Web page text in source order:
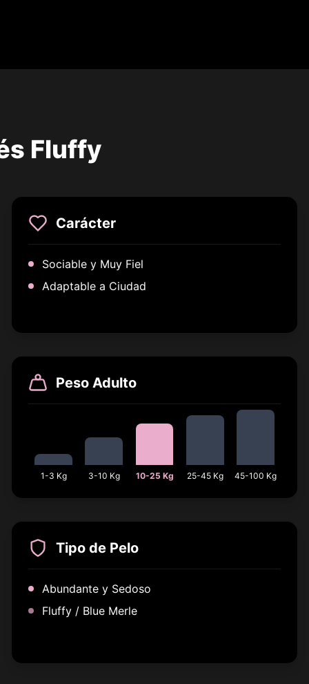
Fluffy
Carácter
Sociable y Muy Fiel
Adaptable a Ciudad
Peso Adulto
1-3 Kg 3-10 Kg 10-25 Kg 25-45 Kg 45-100 Kg
Tipo de Pelo
Abundante y Sedoso
Fluffy / Blue Merle